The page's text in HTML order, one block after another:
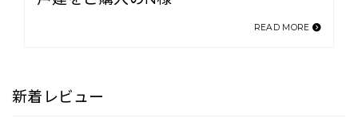
READ MORE
新着レビュー